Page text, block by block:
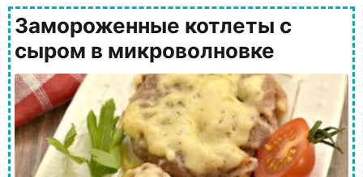
Замороженные котлеты с
сыром в микроволновке